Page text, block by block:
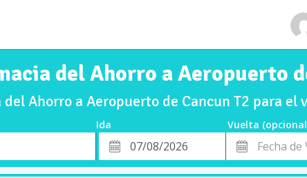
del Ahorro a Aeropuerto
Ahorro a Aeropuerto de Cancun T2 para
Ida
Vuelta
Fecha
de
Fecha
de
Vuelta